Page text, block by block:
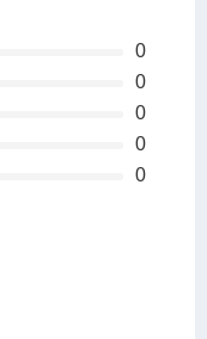
0
0
0
0
0